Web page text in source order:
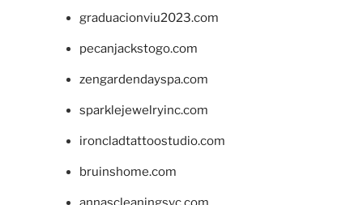
graduacionviu2023.com
pecanjackstogo.com
zengardendayspa.com
sparklejewelryinc.com
ironcladtattoostudio.com
bruinshome.com